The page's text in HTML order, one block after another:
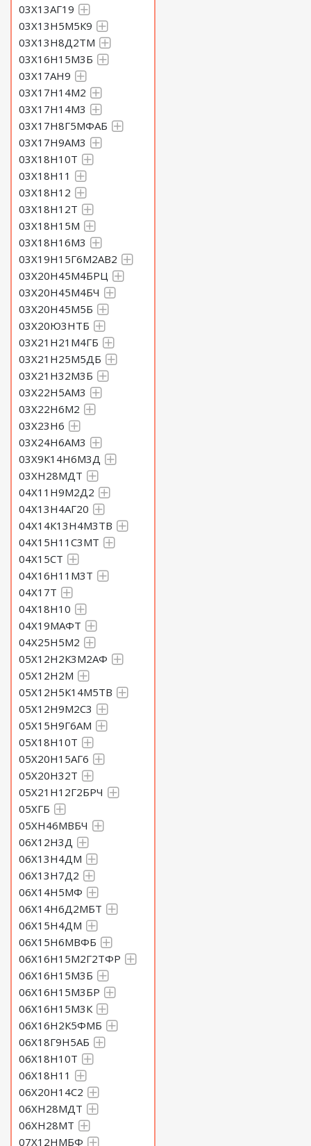
03Х13АГ19
03Х13Н5М5К9
03Х13Н8Д2ТМ
03Х16Н15М3Б
03Х17АН9
03Х17Н14М2
03Х17Н14М3
03Х17Н8Г5МФАБ
03Х17Н9АМ3
03Х18Н10Т
03Х18Н11
03Х18Н12
03Х18Н12Т
03Х18Н15М
03Х18Н16М3
03Х19Н15Г6М2АВ2
03Х20Н45М4БРЦ
03Х20Н45М4БЧ
03Х20Н45М5Б
03Х20Ю3НТБ
03Х21Н21М4ГБ
03Х21Н25М5ДБ
03Х21Н32М3Б
03Х22Н5АМ3
03Х22Н6М2
03Х23Н6
03Х24Н6АМ3
03Х9К14Н6М3Д
03ХН28МДТ
04Х11Н9М2Д2
04Х13Н4АГ20
04Х14К13Н4М3ТВ
04Х15Н11С3МТ
04Х15СТ
04Х16Н11М3Т
04Х17Т
04Х18Н10
04Х19МАФТ
04Х25Н5М2
05Х12Н2К3М2АФ
05Х12Н2М
05Х12Н5К14М5ТВ
05Х12Н9М2С3
05Х15Н9Г6АМ
05Х18Н10Т
05Х20Н15АГ6
05Х20Н32Т
05Х21Н12Г2БРЧ
05ХГБ
05ХН46МВБЧ
06Х12Н3Д
06Х13Н4ДМ
06Х13Н7Д2
06Х14Н5МФ
06Х14Н6Д2МБТ
06Х15Н4ДМ
06Х15Н6МВФБ
06Х16Н15М2Г2ТФР
06Х16Н15М3Б
06Х16Н15М3БР
06Х16Н15М3К
06Х16Н2К5ФМБ
06Х18Г9Н5АБ
06Х18Н10Т
06Х18Н11
06Х20Н14С2
06ХН28МДТ
06ХН28МТ
07Х12НМБФ